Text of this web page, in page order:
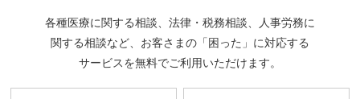
各種医療に関する相談、法律・税務相談、人事労務に
関する相談など、お客さまの「困った」に対応する
サービスを無料でご利用いただけます。